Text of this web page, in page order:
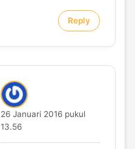
Reply
26 Januari 2016 pukul
13.56